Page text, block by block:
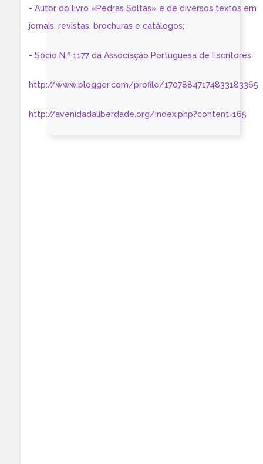
- Autor do livro «Pedras Soltas» e de diversos textos em
jornais, revistas, brochuras e catálogos;
- Sócio N.º 1177 da Associação Portuguesa de Escritores
http://www.blogger.com/profile/17078847174833183365
http://avenidadaliberdade.org/index.php?content=165